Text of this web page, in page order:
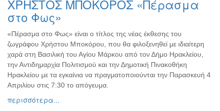
Ζωγραφική
Φωτογραφία
Τραγούδι
Μουσική
Κινηματογράφος
Χορός
Θέατρο
ΧΡΗΣΤΟΣ ΜΠΟΚΟΡΟΣ «Πέρασμα
στο Φως»
«Πέρασμα στο Φως» είναι ο τίτλος της νέας έκθεσης του
ζωγράφου Χρήστου Μποκόρου, που θα φιλοξενηθεί με ιδιαίτερη
χαρά στη Βασιλική του Αγίου Μάρκου από τον Δήμο Ηρακλείου,
την Αντιδημαρχία Πολιτισμού και την Δημοτική Πινακοθήκη
Ηρακλείου με τα εγκαίνια να πραγματοποιούνται την Παρασκευή 4
Απριλίου στις 7:30 το απόγευμα.
περισσότερα...